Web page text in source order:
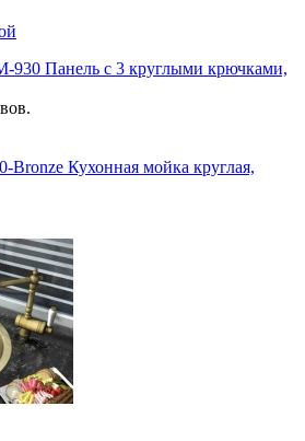
930 Панель с 3 круглыми крючками,
Bronze Кухонная мойка круглая,